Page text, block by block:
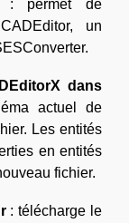
: permet de
un
dans
actuel de
Les entités
en entités
fichier.
: télécharge le